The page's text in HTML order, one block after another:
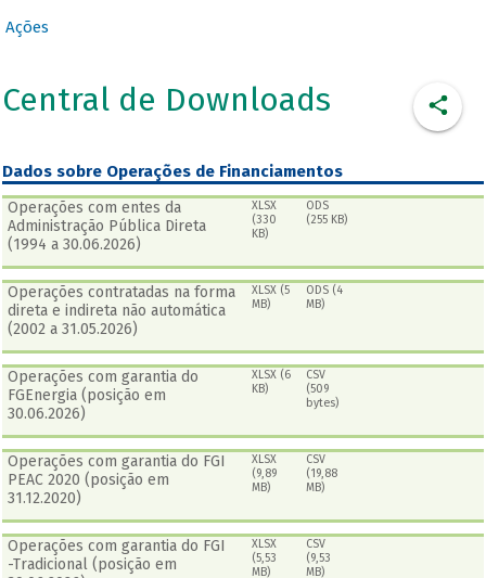
Ações
Central de Downloads
Dados sobre Operações de Financiamentos
Operações com entes da
Administração Pública Direta
(1994 a 30.06.2026)
XLSX
(330
KB)
ODS
(255 KB)
Operações contratadas na forma
direta e indireta não automática
(2002 a 31.05.2026)
XLSX (5
MB)
ODS (4
MB)
Operações com garantia do
FGEnergia (posição em
30.06.2026)
XLSX (6
KB)
CSV
(509
bytes)
Operações com garantia do FGI
PEAC 2020 (posição em
31.12.2020)
XLSX
(9,89
MB)
CSV
(19,88
MB)
Operações com garantia do FGI
-Tradicional (posição em
XLSX
(5,53
MB)
CSV
(9,53
MB)